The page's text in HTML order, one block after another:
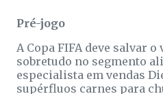
Pré-jogo
A Copa FIFA deve salvar o
sobretudo no segmento
especialista em vendas
supérfluos carnes para